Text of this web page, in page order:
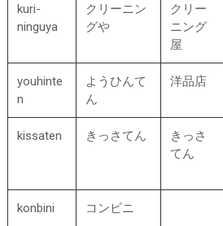
kuri-
ninguya
クリーニン
グや
クリー
ニング
屋
youhinte
n
ようひんて
ん
洋品店
kissaten きっさてん
きっさ
てん
konbini コンビニ